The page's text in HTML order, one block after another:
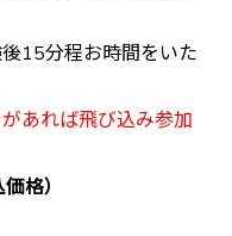
15分程お時間をいた
あれば飛び込み参加
格）